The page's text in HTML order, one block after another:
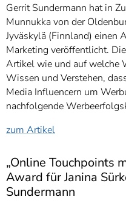
Gerrit Sundermann hat in
Munnukka von der
Jyväskylä (Finnland) einen
Marketing veröffentlicht.
Artikel wie und auf welche
Wissen und Verstehen,
Media Influencern um
nachfolgende
zum Artikel
„Online Touchpoints
Award für Janina
Sundermann